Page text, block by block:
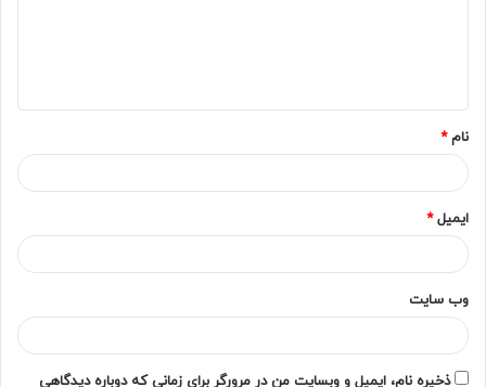
*
نام*
ایمیل*
وب‌ سایت
ذخیره نام، ایمیل و وبسایت من در مرورگر برای زمانی که دوباره دیدگاهی